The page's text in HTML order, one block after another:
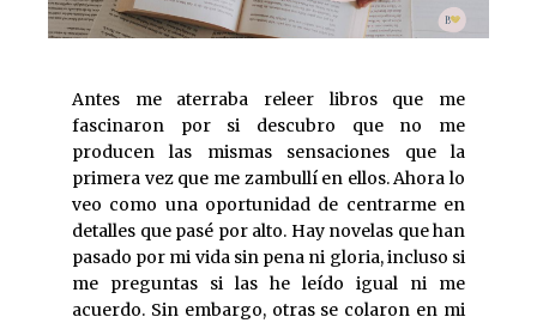
Antes me aterraba releer libros que me
fascinaron por si descubro que no me
producen las mismas sensaciones que la
primera vez que me zambullí en ellos. Ahora lo
veo como una oportunidad de centrarme en
detalles que pasé por alto. Hay novelas que han
pasado por mi vida sin pena ni gloria, incluso si
me preguntas si las he leído igual ni me
acuerdo. Sin embargo, otras se colaron en mi